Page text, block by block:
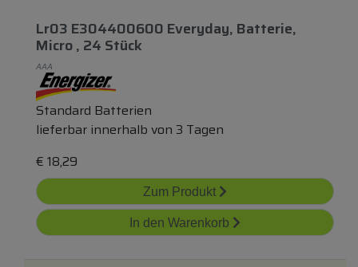
Lr03 E304400600 Everyday, Batterie,
Micro , 24 Stück
AAA
Standard Batterien
lieferbar innerhalb von 3 Tagen
€ 18,29
Zum Produkt
In den Warenkorb